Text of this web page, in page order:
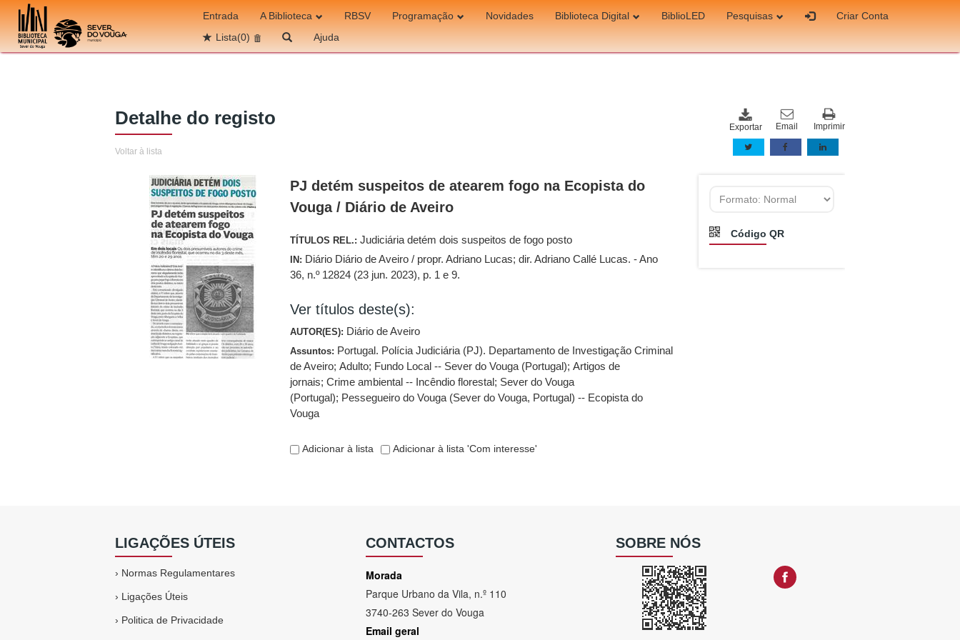
Ir para o conteúdo
Entrada A Biblioteca RBSV Programação Novidades Biblioteca Digital BiblioLED Pesquisas
Criar Conta
Lista(0) Ajuda
Detalhe do registo Imprimir
Email
Exportar
Voltar à lista
PJ detém suspeitos de atearem fogo na Ecopista do
Vouga / Diário de Aveiro
TÍTULOS REL.:Judiciária detém dois suspeitos de fogo posto
IN: Diário Diário de Aveiro / propr. Adriano Lucas; dir. Adriano Callé Lucas. - Ano
36, n.º 12824 (23 jun. 2023), p. 1 e 9.
Ver títulos deste(s):
AUTOR(ES): Diário de Aveiro
Assuntos: Portugal. Polícia Judiciária (PJ). Departamento de Investigação Criminal
de Aveiro;Adulto; Fundo Local -- Sever do Vouga (Portugal);Artigos de
jornais;Crime ambiental -- Incêndio florestal; Sever do Vouga
(Portugal); Pessegueiro do Vouga (Sever do Vouga, Portugal) -- Ecopista do
Vouga
Adicionar à lista Adicionar à lista 'Com interesse'
Código QR
LIGAÇÕES ÚTEIS
› Normas Regulamentares
› Ligações Úteis
› Politica de Privacidade
CONTACTOS
Morada
Parque Urbano da Vila, n.º 110
3740-263 Sever do Vouga
Email geral
SOBRE NÓS